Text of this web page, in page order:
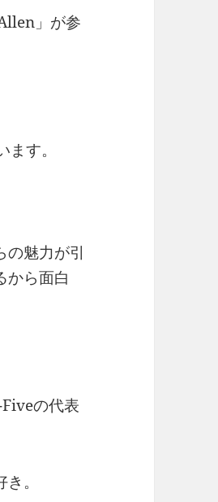
」が参
す。
の魅力が引
から面白
の代表
。